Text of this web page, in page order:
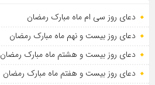
دعای روز سی ام ماه مبارک رمضان
دعای روز بیست و نهم ماه مبارک رمضان
دعای روز بیست و هشتم ماه مبارک رمضان
دعای روز بیست و هفتم ماه مبارک رمضان